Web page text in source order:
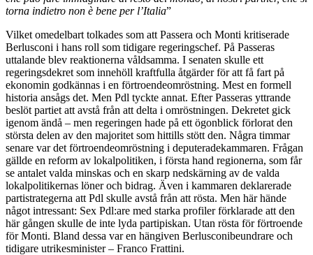
torna indietro non è bene per l’Italia”
Vilket omedelbart tolkades som att Passera och Monti kritiserade
Berlusconi i hans roll som tidigare regeringschef. På Passeras
uttalande blev reaktionerna våldsamma. I senaten skulle ett
regeringsdekret som innehöll kraftfulla åtgärder för att få fart på
ekonomin godkännas i en förtroendeomröstning. Mest en formell
historia ansågs det. Men Pdl tyckte annat. Efter Passeras yttrande
beslöt partiet att avstå från att delta i omröstningen. Dekretet gick
igenom ändå – men regeringen hade på ett ögonblick förlorat den
största delen av den majoritet som hittills stött den. Några timmar
senare var det förtroendeomröstning i deputeradekammaren. Frågan
gällde en reform av lokalpolitiken, i första hand regionerna, som får
se antalet valda minskas och en skarp nedskärning av de valda
lokalpolitikernas löner och bidrag. Även i kammaren deklarerade
partistrategerna att Pdl skulle avstå från att rösta. Men här hände
något intressant: Sex Pdl:are med starka profiler förklarade att den
här gången skulle de inte lyda partipiskan. Utan rösta för förtroende
för Monti. Bland dessa var en hängiven Berlusconibeundrare och
tidigare utrikesminister – Franco Frattini.